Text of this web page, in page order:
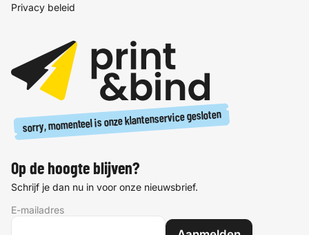
Privacy beleid
sorry, momenteel is onze klantenservice gesloten
Op de hoogte blijven?
Schrijf je dan nu in voor onze nieuwsbrief.
E-mailadres